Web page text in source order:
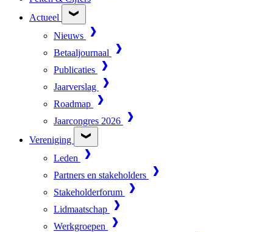
Actueel
Nieuws
Betaaljournaal
Publicaties
Jaarverslag
Roadmap
Jaarcongres 2026
Vereniging
Leden
Partners en stakeholders
Stakeholderforum
Lidmaatschap
Werkgroepen